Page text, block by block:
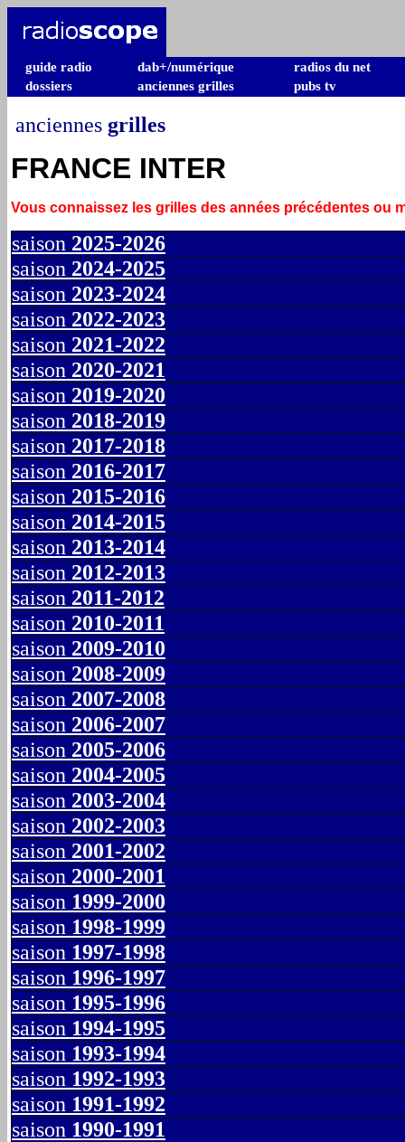
guide radio dab+/numérique
radios du net
dossiers
anciennes grilles pubs tv
anciennes grilles
FRANCE INTER
Vous connaissez les grilles des années précédentes ou
saison 2025-2026
saison 2024-2025
saison 2023-2024
saison 2022-2023
saison 2021-2022
saison 2020-2021
saison 2019-2020
saison 2018-2019
saison 2017-2018
saison 2016-2017
saison 2015-2016
saison 2014-2015
saison 2013-2014
saison 2012-2013
saison 2011-2012
saison 2010-2011
saison 2009-2010
saison 2008-2009
saison 2007-2008
saison 2006-2007
saison 2005-2006
saison 2004-2005
saison 2003-2004
saison 2002-2003
saison 2001-2002
saison 2000-2001
saison 1999-2000
saison 1998-1999
saison 1997-1998
saison 1996-1997
saison 1995-1996
saison 1994-1995
saison 1993-1994
saison 1992-1993
saison 1991-1992
saison 1990-1991